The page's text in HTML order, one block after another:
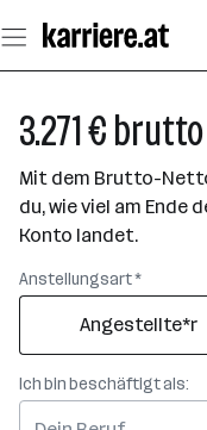
Seiteninhalt
springen
3.271 €
Mit dem Brutto-
du, wie viel am Ende
Konto landet.
Anstellungsart *
Angestellte*r
Ich bin beschäftigt als: